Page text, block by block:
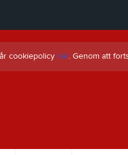
cookiepolicy här. Genom att